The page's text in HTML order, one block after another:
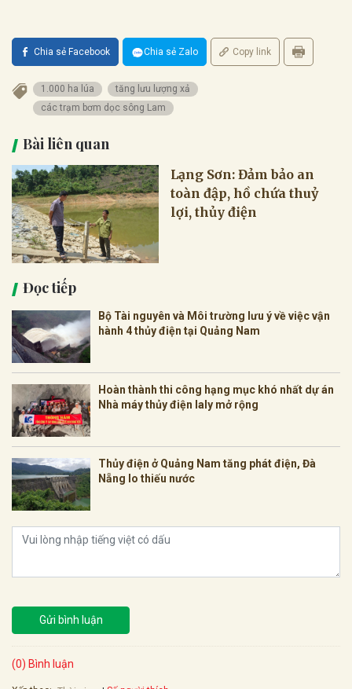
Chia sẻ Facebook Chia sẻ Zalo Copy link
1.000 ha lúa
tăng lưu lượng xả
các trạm bơm dọc sông Lam
Bài liên quan
Lạng Sơn: Đảm bảo an
toàn đập, hồ chứa thuỷ
lợi, thủy điện
Đọc tiếp
Bộ Tài nguyên và Môi trường lưu ý về việc vận
hành 4 thủy điện tại Quảng Nam
Hoàn thành thi công hạng mục khó nhất dự án
Nhà máy thủy điện Ialy mở rộng
Thủy điện ở Quảng Nam tăng phát điện, Đà
Nẵng lo thiếu nước
Gửi bình luận
(0) Bình luận